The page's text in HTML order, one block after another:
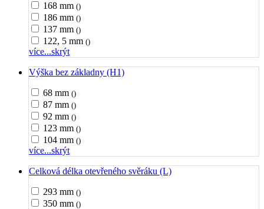
168 mm ()
186 mm ()
137 mm ()
122, 5 mm ()
více...skrýt
Výška bez základny (H1)
68 mm ()
87 mm ()
92 mm ()
123 mm ()
104 mm ()
více...skrýt
Celková délka otevřeného svěráku (L)
293 mm ()
350 mm ()